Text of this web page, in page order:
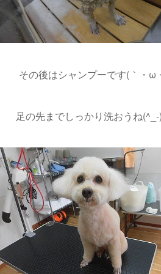
その後はシャンプーです(｀・ω
足の先までしっかり洗おうね